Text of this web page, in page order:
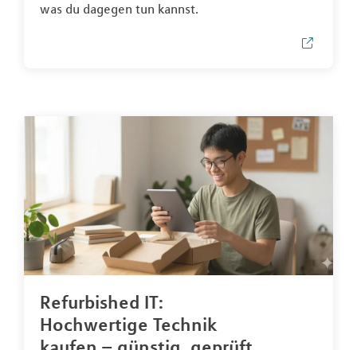
was du dagegen tun kannst.
Refurbished IT:
Hochwertige Technik